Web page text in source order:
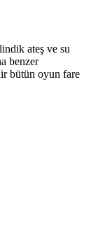
ateş ve su
benzer
bütün oyun fare